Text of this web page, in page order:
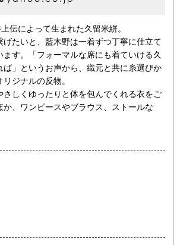
伝によって生まれた久留米絣。
げたいと、藍木野は一着ずつ丁寧に仕立て
ます。「フォーマルな席にも着ていける久
ば」というお声から、織元と共に糸選びか
ジナルの反物。
さしくゆったりと体を包んでくれる衣をご
、ワンピースやブラウス、ストールな